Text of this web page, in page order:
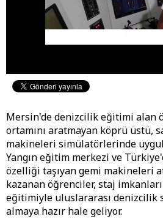
Mersin'de denizcilik eğitimi alan
ortamını aratmayan köprü üstü,
makineleri simülatörlerinde
Yangın eğitim merkezi ve
özelliği taşıyan gemi makineleri
kazanan öğrenciler, staj
eğitimiyle uluslararası denizcilik
almaya hazır hale geliyor.